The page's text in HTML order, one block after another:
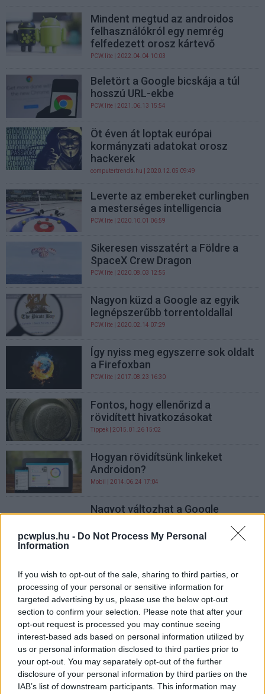
pcwplus.hu - Do Not Process My Personal
Information
If you wish to opt-out of the sale, sharing to third parties, or
processing of your personal or sensitive information for
targeted advertising by us, please use the below opt-out
section to confirm your selection. Please note that after your
opt-out request is processed you may continue seeing
interest-based ads based on personal information utilized by
us or personal information disclosed to third parties prior to
your opt-out. You may separately opt-out of the further
disclosure of your personal information by third parties on the
IAB’s list of downstream participants. This information may
Mindent megtud az androidos
felhasználókról egy nemrég
felfedezett orosz kártevő
PCW.lite | 2022.04.04 10:03
Beletört a Google bicskája a túl
hosszú URL-ekbe
PCW.lite | 2021.06.13 15:54
Öt éven át loptak európai
kormányzati adatokat orosz
hackerek
computertrends.hu | 2020.12.05 09:49
Leverte az embereket curlingben
a mesterséges intelligencia
PCW.lite | 2020.10.01 06:59
Sikeresen visszatért a Földre a
SpaceX Crew Dragon
PCW.lite | 2020.08.03 12:55
Nagyon küzd a Google az egyik
legnépszerűbb torrentoldallal
PCW.lite | 2020.02.14 07:29
Így nyiss meg egyszerre sok oldalt
a Firefoxban
PCW.lite | 2017.08.23 16:30
Fontos, hogy ellenőrizd a
rövidített hivatkozásokat
Tippek | 2015.01.26 15:02
Hogyan rövidítsünk linkeket
Androidon?
Mobil | 2014.06.24 17:04
Nagyot változhat a Google
Szoftver| 2014.05.02 15:00
linkeket Androidra?
Szoftver| 2014.04.03 16:30
Hogyan kerüljük ki az átirányított
hivatkozásokat?
Szoftver| 2013.12.21 16:30
Hogyan ellenőrizzük a rövidített
linkeket?
Szoftver| 2013.09.26 16:00